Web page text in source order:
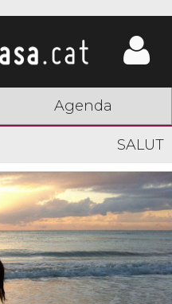
Agenda
SALUT